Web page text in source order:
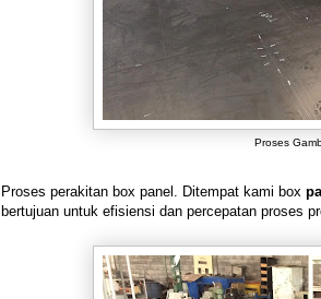
Proses
Proses perakitan box panel. Ditempat kami box
bertujuan untuk efisiensi dan percepatan proses